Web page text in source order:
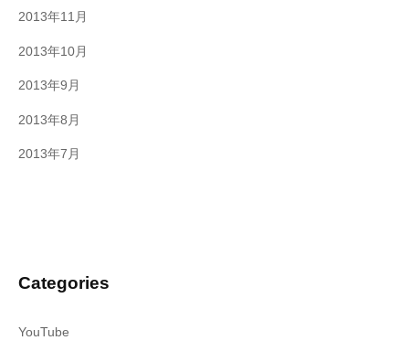
2013年11月
2013年10月
2013年9月
2013年8月
2013年7月
Categories
YouTube